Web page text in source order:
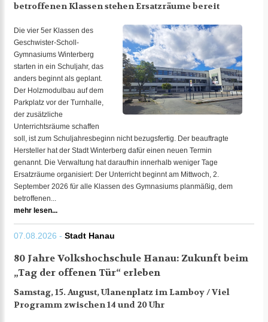
betroffenen Klassen stehen Ersatzräume bereit
Die vier 5er Klassen des
Geschwister-Scholl-
Gymnasiums Winterberg
starten in ein Schuljahr, das
anders beginnt als geplant.
Der Holzmodulbau auf dem
Parkplatz vor der Turnhalle,
der zusätzliche
Unterrichtsräume schaffen
soll, ist zum Schuljahresbeginn nicht bezugsfertig. Der beauftragte
Hersteller hat der Stadt Winterberg dafür einen neuen Termin
genannt. Die Verwaltung hat daraufhin innerhalb weniger Tage
Ersatzräume organisiert: Der Unterricht beginnt am Mittwoch, 2.
September 2026 für alle Klassen des Gymnasiums planmäßig, dem
betroffenen...
mehr lesen...
07.08.2026 - Stadt Hanau
80 Jahre Volkshochschule Hanau: Zukunft beim
„Tag der offenen Tür“ erleben
Samstag, 15. August, Ulanenplatz im Lamboy / Viel
Programm zwischen 14 und 20 Uhr